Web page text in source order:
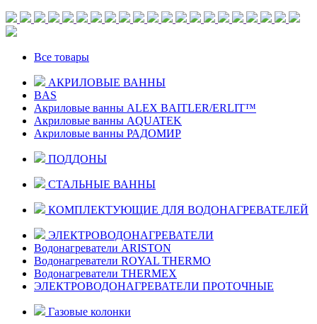
Все товары
АКРИЛОВЫЕ ВАННЫ
BAS
Акриловые ванны ALEX BAITLER/ERLIT™
Акриловые ванны AQUATEK
Акриловые ванны РАДОМИР
ПОДДОНЫ
СТАЛЬНЫЕ ВАННЫ
КОМПЛЕКТУЮЩИЕ ДЛЯ ВОДОНАГРЕВАТЕЛЕЙ
ЭЛЕКТРОВОДОНАГРЕВАТЕЛИ
Водонагреватели ARISTON
Водонагреватели ROYAL THERMO
Водонагреватели THERMEX
ЭЛЕКТРОВОДОНАГРЕВАТЕЛИ ПРОТОЧНЫЕ
Газовые колонки